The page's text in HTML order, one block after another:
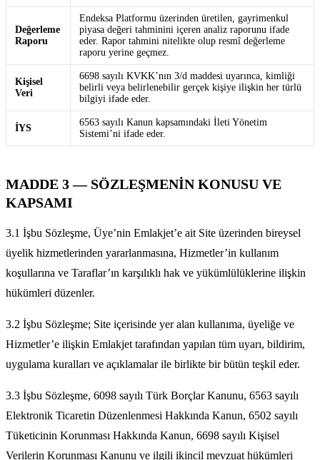
Değerleme
Raporu
Endeksa Platformu üzerinden üretilen, gayrimenkul
piyasa değeri tahminini içeren analiz raporunu ifade
eder. Rapor tahmini nitelikte olup resmî değerleme
raporu yerine geçmez.
Kişisel
Veri
6698 sayılı KVKK’nın 3/d maddesi uyarınca, kimliği
belirli veya belirlenebilir gerçek kişiye ilişkin her türlü
bilgiyi ifade eder.
İYS
6563 sayılı Kanun kapsamındaki İleti Yönetim
Sistemi’ni ifade eder.
MADDE 3 — SÖZLEŞMENİN KONUSU VE
KAPSAMI
3.1 İşbu Sözleşme, Üye’nin Emlakjet’e ait Site üzerinden bireysel
üyelik hizmetlerinden yararlanmasına, Hizmetler’in kullanım
koşullarına ve Taraflar’ın karşılıklı hak ve yükümlülüklerine ilişkin
hükümleri düzenler.
3.2 İşbu Sözleşme; Site içerisinde yer alan kullanıma, üyeliğe ve
Hizmetler’e ilişkin Emlakjet tarafından yapılan tüm uyarı, bildirim,
uygulama kuralları ve açıklamalar ile birlikte bir bütün teşkil eder.
3.3 İşbu Sözleşme, 6098 sayılı Türk Borçlar Kanunu, 6563 sayılı
Elektronik Ticaretin Düzenlenmesi Hakkında Kanun, 6502 sayılı
Tüketicinin Korunması Hakkında Kanun, 6698 sayılı Kişisel
Verilerin Korunması Kanunu ve ilgili ikincil mevzuat hükümleri